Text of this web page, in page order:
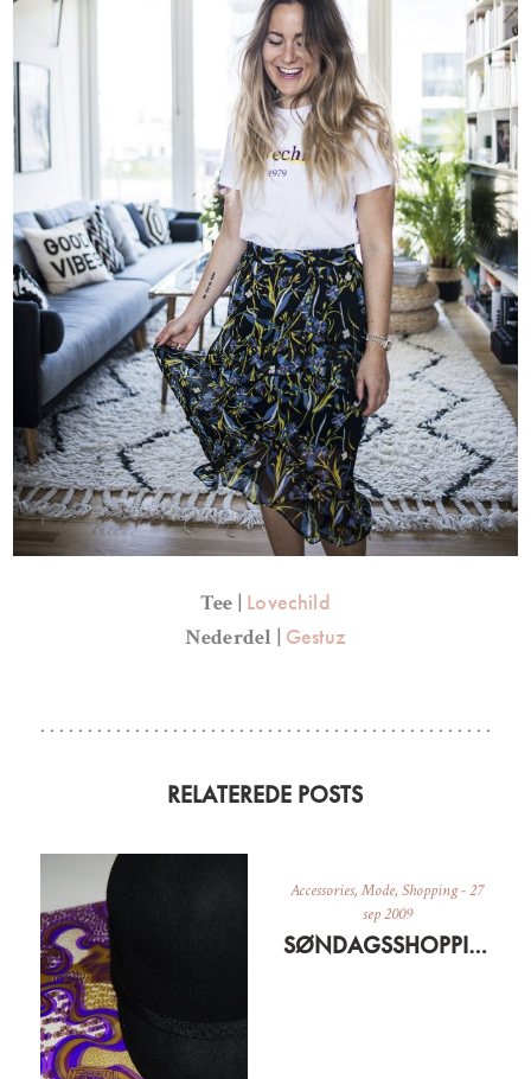
Tee | Lovechild
Nederdel | Gestuz
RELATEREDE POSTS
Accessories,Mode,Shopping-27
sep 2009
SØNDAGSSHOPPING PÅ NETTET